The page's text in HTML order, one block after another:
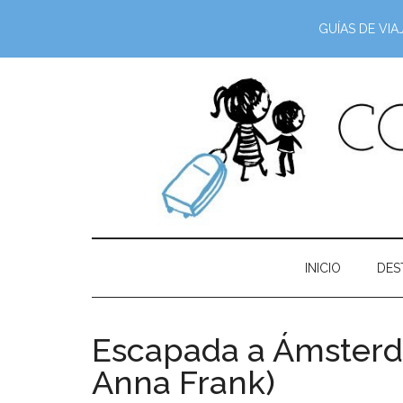
GUÍAS DE
INICIO
Escapada a
Anna Frank)